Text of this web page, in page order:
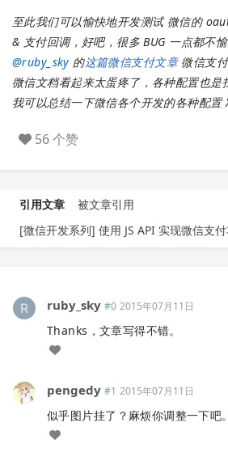
至此我们可以愉快地开发测试 微信的
& 支付回调，好吧，很多 BUG 一点都不
@ruby_sky 的这篇微信支付文章微信支
微信文档看起来太蛋疼了，各种配置也是
我可以总结一下微信各个开发的各种配置
56 个赞
引用文章
被文章引用
[微信开发系列] 使用 JS API 实现微信支
ruby_sky #0 2015年07月11日
Thanks，文章写得不错。
pengedy #1 2015年07月11日
似乎图片挂了？麻烦你调整一下吧。